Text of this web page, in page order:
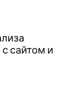
сайтом и